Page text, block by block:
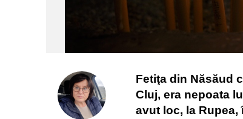
Fetiţa din Năsăud
Cluj, era nepoata
avut loc, la Rupea,